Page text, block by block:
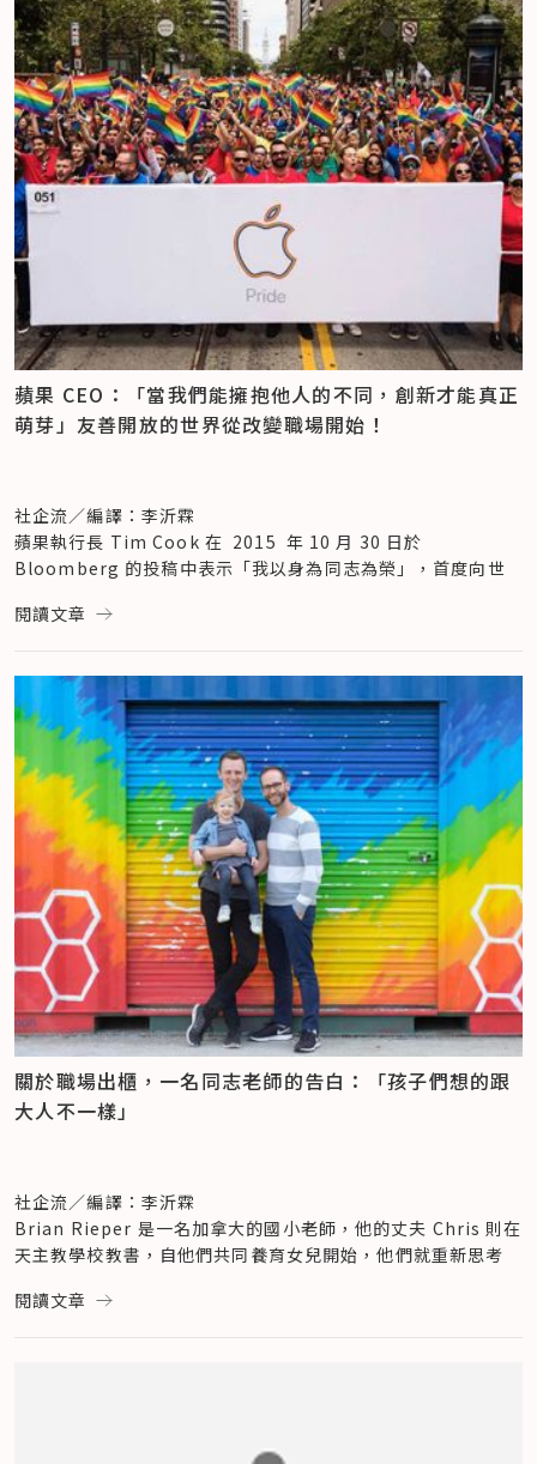
雇主該改變了！多元性別者重視企業道德
從人力資源面來看，擁抱友善多元，也意味著企業能夠找到更多
具有潛力和價值的人才，以此發展組織的競爭優勢。
美國品牌形象營造公司 Universum 每年針對數千名大學生進行
調查，探討職場新鮮人最看重的雇主特質。日前，他們發表年度
報告發現，多元性別的學生更偏好進入非營利組織、非政府單位
工作。比起一般學生，他們也更看重公司道德標準、有沒有履行
社會責任。
另一個值得注意的發現是，該調查指出，初出社會的多元性別者
比一般人更在乎雇主對「職場多元」的重視，且希望老闆能夠拿
出誠意、打造性別平等的環境。
那麼，究竟如何更廣泛地將多元、包容價值納入組織中？在《如
何透過改造企業文化落實性別平等？來自企業領導人的 10 項建
議
》一文中，作者指出除了從招聘端、組織培訓等處下手改變
外，團隊內部所使用的語言、薪酬福利等項目，都是檢核自身的
具體標準；同時，這些標準也是與組織成員對話、溝通很好的媒
印象的用詞、或者在招募訊息中明示組織內的包容文化，都有利
企業找到認同這項精神的好人才，並有效幫助組織建立性別友善
的職場文化。
未來，將有越來越多人不需再「身處櫃中」就踏進職場、更能大
性別平權的環境加快前進。
核稿編輯：李沂霖
參考資料
This index is made up of companies that support
LGBTQ equality（Yahoo Finance）
LGBTQ100 ESG Index Closes Above 2,000.00 Three
Months Post Launch（Globe News Wire）
Do LGBT-supportive corporate policies enhance firm
performance?（Deloitte）
Here's what LGBT Gen Zers want from their future
bosses — and where they want to work（Business
Insider）
How to Improve Gender Diversity in the
Workplace（Lever）
延伸閱讀
>> 關於職場出櫃，一名同志老師的告白：「孩子們想的跟大人
不一樣」
沒有心理健康，就沒有真正的健康——迎接新年，社企流舉辦讀
>> 即刻報名
在這個易以貌取人的社會中，我們常需擔憂自己是否符合大眾美
的標準，又或是擁有怎樣的膚色、髮色或身材會讓我們顯得格格
不入。而多元包容性的娃娃對很多人、尤其是年輕人來說，可以
建立自我認可及自信，期望 Creatable World 可以成為扭轉美
的刻板印象的一大進步。
無論如何，永遠記得，我們都是最美的樣子。
核稿編輯：李沂霖
參考資料
Barbie Doubles Down on Diversity With New Gender-
Inclusive Dolls
（GritDaily）
Mattel Launches Gender-Neutral ‘Creatable World’
Doll Line
延伸閱讀
>> 英老牌制服廠商發起接納文化 ，讓校服不分性別
>> 讓你的企業成為「友善自閉」環境，5 個好處創造職場動能
>> 蘋果 CEO：「當我們能擁抱他人的不同，創新才能真正萌
芽」友善開放的世界從改變職場開始！
他。直到 Jemma 前往連鎖咖啡店，被店員問及姓名時，他才
能自在地擁有自己喜歡的名字、成為自己想成為的人。
影片中，當 Jemma 告訴店員他是「James」，而店員也以此
稱呼他時， Jemma 才露出滿足的微笑。
這不只是 Jemma 的日常，也是全世界的跨性別者都可能會面
臨的問題。
這支廣告細膩描繪對跨性別者展現認同的重要性，和跨性別者在
自我認同過渡期時的心態轉變。同時，我們也能藉此看出
Starbucks 極力為員工和顧客打造一個安全的工作及歇息場
所。
除了這支廣告外，英國 Starbucks 還為「＃
WhatsYourName」活動發布一系列的影片，每支短片中都有
一位跨性別者訴說自己的故事。
James 的廣告獲得英國網路「Channel 4」的廣告多樣性獎
（ Diversity in Advertising ）。
（來源： Starbucks UK Youtube）
這系列的廣告靈感皆來自經歷過渡期的跨性別者於真實生活中對
為的人。
方的資訊欄位附上一段文字，闡述他們多元包容的立場及認可：
「在 Starbucks，我們將你們的名字寫在杯上並大聲唸出來，
是歡迎你們的表現。雖然這只是一個微不足道的行動，但象徵我
們堅信的事：認可與接納。不管你是誰或是你想成為誰，我們都
歡迎你來。」
與支持性別多元機構 Mermaids 的合作
除了自己的活動外，英國 Starbucks 還和支持國內跨性別和性
別多元年輕人的組織 Mermaids 合作。藉由系列廣告的跨性別
者故事販售美人魚尾巴餅乾，並將部分的收入（至少 10 萬美
元）交給 Mermaids。
「這項活動所募得的資金，將持續幫助那些絕望的年輕跨性別者
與他們的家人。」Mermaids 執行長 Susie Green 說。
支持性別多元前，必須先知道的 LGBTQ+
前面不斷談到性別多元、性別多樣性，除了同性戀外，性別和性
向還有哪些認同呢？在支持性別多元前，我們應該先知道
「LGBTQ ＋」是什麼意思。
L（Lesbians）是女同性戀者、G（Gay）是男同性戀者、
B（Bisexuals）是雙性戀者，這 3 個是較耳熟能詳的。另外還
有 T（Transgender）跨性別者，意指生理男性但心理認同是
性向者。
由於人們對自己的性別／性向有多種認同，且為上述未提及的，
因此後面又補上了「＋」的符號。其中較常見的有
（Asexual），不想發生性行為者，和同盟者（Ally），支持同
性戀者的人們。
蘋果 CEO：「當我們能擁抱他人的不同，創新才能真正
萌芽」友善開放的世界從改變職場開始！
社企流／編譯：李沂霖
蘋果執行長 Tim Cook 在  2015  年 10 月 30 日於
Bloomberg 的投稿中表示「我以身為同志為榮」，首度向世
全球美 500 大公司中，Tim Cook 是首位公開出櫃的執行長，
他表示，自己是極度重視隱私的人，從不想刻意引人注目，然而
站在備受矚目的位子上，他認為自己有責任為社會大眾做更多的
事情。「我深信馬丁路德博士所說，『生命中更持續且迫切的問
題是，你為別人做了什麼？』」
在出櫃宣言中，Tim Cook 寫到：「這些年來，我從未刻意隱
瞞我的性傾向，許多蘋果的員工都知道我是同志，而他們並未以
異樣的眼光看我。我深知當我們能真正擁抱他人的不同時，創意
與創新才能真正萌芽，我知道自己非常幸運能待在如此創新的公
司，然而，並非所有人都能這麼幸運。」（Tim Cook 完整出
櫃宣言請參考：Bloomberg ）
許多商界領導者皆對 Tim Cook 的態度表示讚賞，儘管在庫克
宣布後的這 3 年內，並沒有其他大公司的執行長出面表態他們
的性向或性別身份，但如今，在《財富》雜誌所評選的全
球 500 大公司中，有超過 90％ 的公司明令保護 LGBTQ 員工
權益，使他們免於歧視，比例遠高於 20 年前的個位數字。然
而，在美國大多數州，因身為同性戀或跨性別者而遭解僱仍是合
底有何改變？
為深入了解這個問題，美國《Fast Company》雜誌與紐約市
WNYC 公共廣播台合作，歷時兩個月，對近 3 千人進行了調
作場所。對此，他們發現了潛藏其中的根本問題在於「領導力」
——在職場中，所謂「可以接受」的範疇，大多是從高層來定
閱讀文章
關於職場出櫃，一名同志老師的告白：「孩子們想的跟
大人不一樣」
社企流／編譯：李沂霖
Brian Rieper 是一名加拿大的國小老師，他的丈夫 Chris 則在
天主教學校教書，自他們共同養育女兒開始，他們就重新思考
義也就變得不太一樣了。」
2017 年是 Brian Rieper 教書的第 6 年，是他擔任「父親」的
閱讀文章